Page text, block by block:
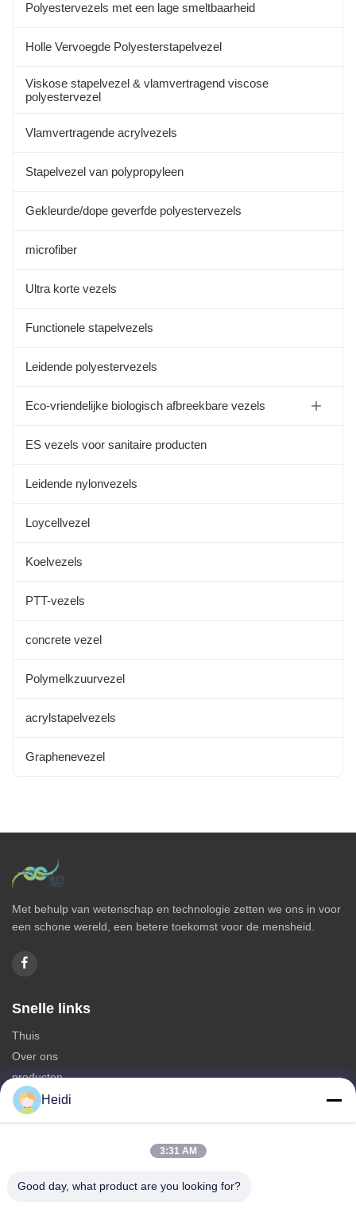
Polyestervezels met een lage smeltbaarheid
Holle Vervoegde Polyesterstapelvezel
Viskose stapelvezel & vlamvertragend viscose
polyestervezel
Vlamvertragende acrylvezels
Stapelvezel van polypropyleen
Gekleurde/dope geverfde polyestervezels
microfiber
Ultra korte vezels
Functionele stapelvezels
Leidende polyestervezels
Eco-vriendelijke biologisch afbreekbare vezels
Sojaboon Eiwitvezel
Aloevezels
Alginatvezels
Kapokvezel
Bamboe vezel
ES vezels voor sanitaire producten
Leidende nylonvezels
Loycellvezel
Koelvezels
PTT-vezels
concrete vezel
Polymelkzuurvezel
acrylstapelvezels
Graphenevezel
Met behulp van wetenschap en technologie zetten we ons in voor
een schone wereld, een betere toekomst voor de mensheid.
Snelle links
Thuis
Over ons
producten
Neem contact met ons op
Brandbestendige polyester stapelvezels
Heidi
3:31 AM
Good day, what product are you looking for?